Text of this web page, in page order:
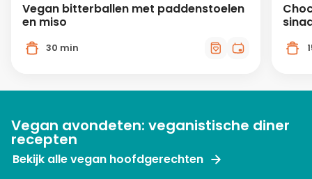
Vegan bitterballen met paddenstoelen
en miso
30 min
Vegan avondeten: veganistische diner
recepten
Bekijk alle vegan hoofdgerechten